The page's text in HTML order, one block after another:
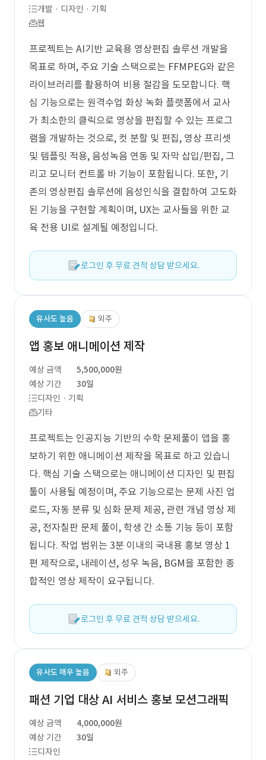
개발 · 디자인 · 기획
웹
프로젝트는 AI기반 교육용 영상편집 솔루션 개발을
목표로 하며, 주요 기술 스택으로는 FFMPEG와 같은
라이브러리를 활용하여 비용 절감을 도모합니다. 핵
심 기능으로는 원격수업 화상 녹화 플랫폼에서 교사
가 최소한의 클릭으로 영상을 편집할 수 있는 프로그
램을 개발하는 것으로, 컷 분할 및 편집, 영상 프리셋
및 템플릿 적용, 음성녹음 연동 및 자막 삽입/편집, 그
리고 모니터 컨트롤 바 기능이 포함됩니다. 또한, 기
존의 영상편집 솔루션에 음성인식을 결합하여 고도화
된 기능을 구현할 계획이며, UX는 교사들을 위한 교
육 전용 UI로 설계될 예정입니다.
로그인 후 무료 견적 상담 받으세요.
유사도 높음 외주
앱 홍보 애니메이션 제작
예상 금액
5,500,000원
예상 기간
30일
디자인 · 기획
기타
프로젝트는 인공지능 기반의 수학 문제풀이 앱을 홍
보하기 위한 애니메이션 제작을 목표로 하고 있습니
다. 핵심 기술 스택으로는 애니메이션 디자인 및 편집
툴이 사용될 예정이며, 주요 기능으로는 문제 사진 업
로드, 자동 분류 및 심화 문제 제공, 관련 개념 영상 제
공, 전자칠판 문제 풀이, 학생 간 소통 기능 등이 포함
됩니다. 작업 범위는 3분 이내의 국내용 홍보 영상 1
편 제작으로, 내레이션, 성우 녹음, BGM을 포함한 종
합적인 영상 제작이 요구됩니다.
로그인 후 무료 견적 상담 받으세요.
유사도 매우 높음 외주
패션 기업 대상 AI 서비스 홍보 모션그래픽
예상 금액
4,000,000원
예상 기간
30일
디자인